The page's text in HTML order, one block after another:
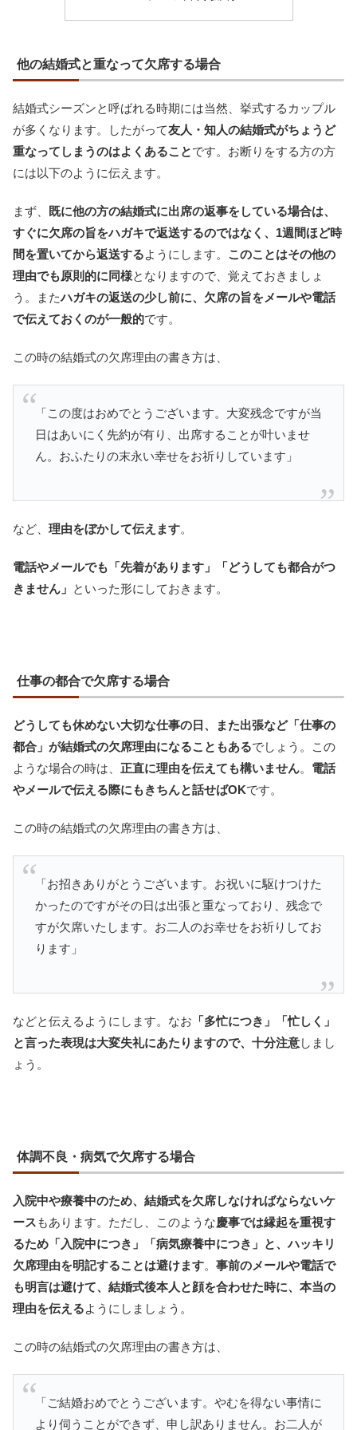
他の結婚式と重なって欠席する場合
結婚式シーズンと呼ばれる時期には当然、挙式するカップル
が多くなります。したがって友人・知人の結婚式がちょうど
重なってしまうのはよくあることです。お断りをする方の方
には以下のように伝えます。
まず、
既に他の方の結婚式に出席の返事をしている場合は、
すぐに欠席の旨をハガキで返送するのではなく、1週間ほど時
間を置いてから返送するようにします。 このことはその他の
理由でも原則的に同様となりますので、覚えておきましょ
う。またハガキの返送の少し前に、欠席の旨をメールや電話
で伝えておくのが一般的です。
この時の結婚式の欠席理由の書き方は、
「この度はおめでとうございます。大変残念ですが当
日はあいにく先約が有り、出席することが叶いませ
ん。おふたりの末永い幸せをお祈りしています」
など、 理由をぼかして伝えます。
電話やメールでも「先着があります」「どうしても都合がつ
きません」 といった形にしておきます。
仕事の都合で欠席する場合
どうしても休めない大切な仕事の日、また出張など「仕事の
都合」が結婚式の欠席理由になることもあるでしょう。この
ような場合の時は、 正直に理由を伝えても構いません。 電話
やメールで伝える際にもきちんと話せばOKです。
この時の結婚式の欠席理由の書き方は、
「お招きありがとうございます。お祝いに駆けつけた
かったのですがその日は出張と重なっており、残念で
すが欠席いたします。お二人のお幸せをお祈りしてお
ります」
などと伝えるようにします。なお 「多忙につき」「忙しく」
と言った表現は大変失礼にあたりますので、十分注意しまし
ょう。
体調不良・病気で欠席する場合
入院中や療養中のため、結婚式を欠席しなければならないケ
ース もあります。ただし、このような慶事では縁起を重視す
るため「入院中につき」「病気療養中につき」と、ハッキリ
欠席理由を明記することは避けます。 事前のメールや電話で
も明言は避けて、結婚式後本人と顔を合わせた時に、本当の
理由を伝えるようにしましょう。
この時の結婚式の欠席理由の書き方は、
「ご結婚おめでとうございます。やむを得ない事情に
より伺うことができず、申し訳ありません。お二人が